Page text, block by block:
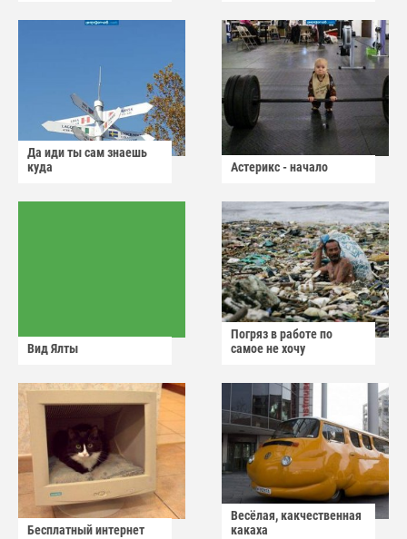
Да иди ты сам знаешь
куда
Астерикс - начало
Вид Ялты
Погряз в работе по
самое не хочу
Бесплатный интернет
Весёлая, какчественная
какаха